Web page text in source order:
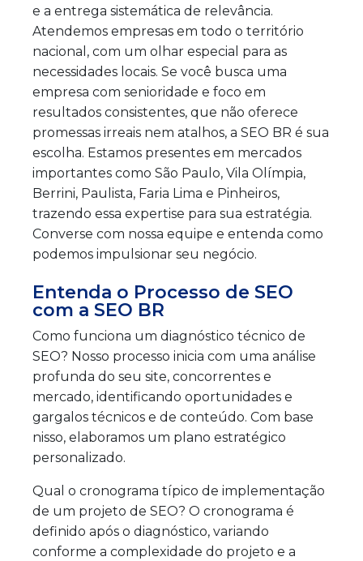
e a entrega sistemática de relevância.
Atendemos empresas em todo o território
nacional, com um olhar especial para as
necessidades locais. Se você busca uma
empresa com senioridade e foco em
resultados consistentes, que não oferece
promessas irreais nem atalhos, a SEO BR é sua
escolha. Estamos presentes em mercados
importantes como São Paulo, Vila Olímpia,
Berrini, Paulista, Faria Lima e Pinheiros,
trazendo essa expertise para sua estratégia.
Converse com nossa equipe e entenda como
podemos impulsionar seu negócio.
Entenda o Processo de SEO
com a SEO BR
Como funciona um diagnóstico técnico de
SEO? Nosso processo inicia com uma análise
profunda do seu site, concorrentes e
mercado, identificando oportunidades e
gargalos técnicos e de conteúdo. Com base
nisso, elaboramos um plano estratégico
personalizado.
Qual o cronograma típico de implementação
de um projeto de SEO? O cronograma é
definido após o diagnóstico, variando
conforme a complexidade do projeto e a